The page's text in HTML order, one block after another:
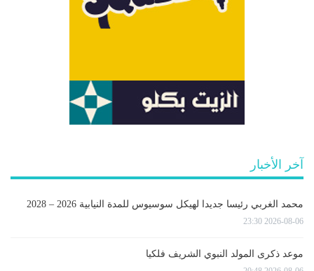
آخر الأخبار
محمد الغربي رئيسا جديدا لهيكل سوسيوس للمدة النيابية 2026 – 2028
2026-08-06 23:30
موعد ذكرى المولد النبوي الشريف فلكيا